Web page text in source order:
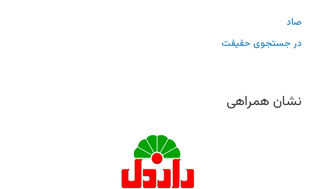
صاد
در جستجوی حقیقت
نشان همراهی